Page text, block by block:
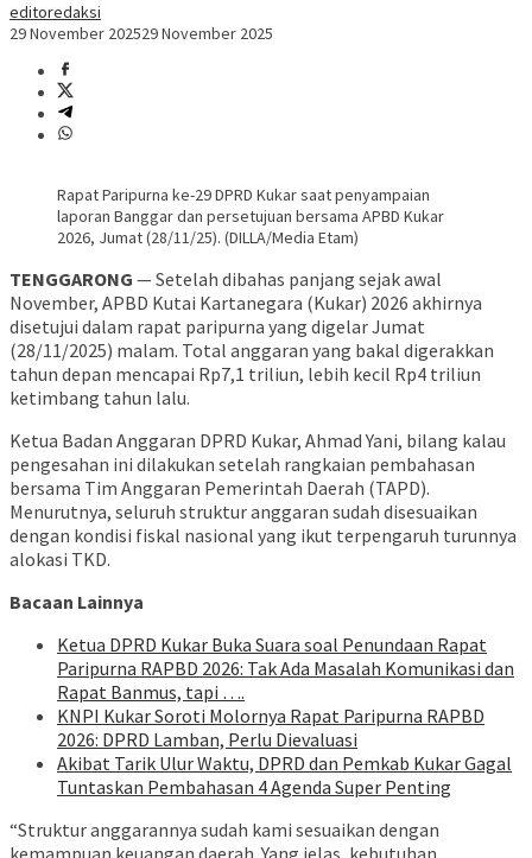
editoredaksi
29 November 202529 November 2025
Rapat Paripurna ke-29 DPRD Kukar saat penyampaian
laporan Banggar dan persetujuan bersama APBD Kukar
2026, Jumat (28/11/25). (DILLA/Media Etam)
TENGGARONG — Setelah dibahas panjang sejak awal
November, APBD Kutai Kartanegara (Kukar) 2026 akhirnya
disetujui dalam rapat paripurna yang digelar Jumat
(28/11/2025) malam. Total anggaran yang bakal digerakkan
tahun depan mencapai Rp7,1 triliun, lebih kecil Rp4 triliun
ketimbang tahun lalu.
Ketua Badan Anggaran DPRD Kukar, Ahmad Yani, bilang kalau
pengesahan ini dilakukan setelah rangkaian pembahasan
bersama Tim Anggaran Pemerintah Daerah (TAPD).
Menurutnya, seluruh struktur anggaran sudah disesuaikan
dengan kondisi fiskal nasional yang ikut terpengaruh turunnya
alokasi TKD.
Bacaan Lainnya
Ketua DPRD Kukar Buka Suara soal Penundaan Rapat
Paripurna RAPBD 2026: Tak Ada Masalah Komunikasi dan
Rapat Banmus, tapi ….
KNPI Kukar Soroti Molornya Rapat Paripurna RAPBD
2026: DPRD Lamban, Perlu Dievaluasi
Akibat Tarik Ulur Waktu, DPRD dan Pemkab Kukar Gagal
Tuntaskan Pembahasan 4 Agenda Super Penting
“Struktur anggarannya sudah kami sesuaikan dengan